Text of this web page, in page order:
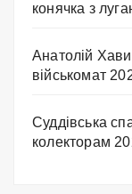
конячка з
Анатолій
військомат
Суддівська
колекторам